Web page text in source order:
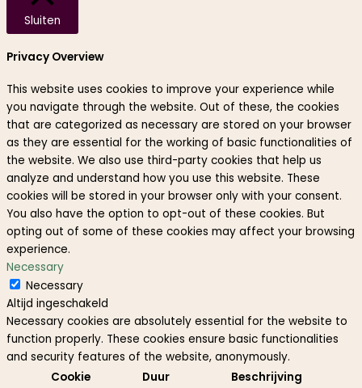
Sluiten
Privacy Overview
This website uses cookies to improve your experience while
you navigate through the website. Out of these, the cookies
that are categorized as necessary are stored on your browser
as they are essential for the working of basic functionalities of
the website. We also use third-party cookies that help us
analyze and understand how you use this website. These
cookies will be stored in your browser only with your consent.
You also have the option to opt-out of these cookies. But
opting out of some of these cookies may affect your browsing
experience.
Necessary
Necessary
Altijd ingeschakeld
Necessary cookies are absolutely essential for the website to
function properly. These cookies ensure basic functionalities
and security features of the website, anonymously.
Cookie
Duur Beschrijving